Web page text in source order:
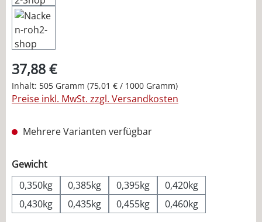
37,88 €
Inhalt: 505 Gramm (75,01 € / 1000 Gramm)
Preise inkl. MwSt. zzgl. Versandkosten
Mehrere Varianten verfügbar
Gewichtauswählen
0,350kg
0,385kg 0,395kg
0,420kg
0,430kg
0,435kg 0,455kg 0,460kg